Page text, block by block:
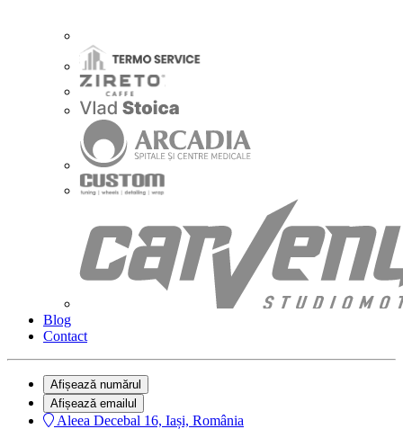
Blog
Contact
Afișează numărul
Afișează emailul
Aleea Decebal 16, Iași, România